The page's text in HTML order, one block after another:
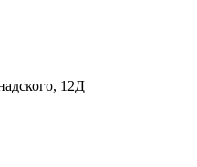
12Д